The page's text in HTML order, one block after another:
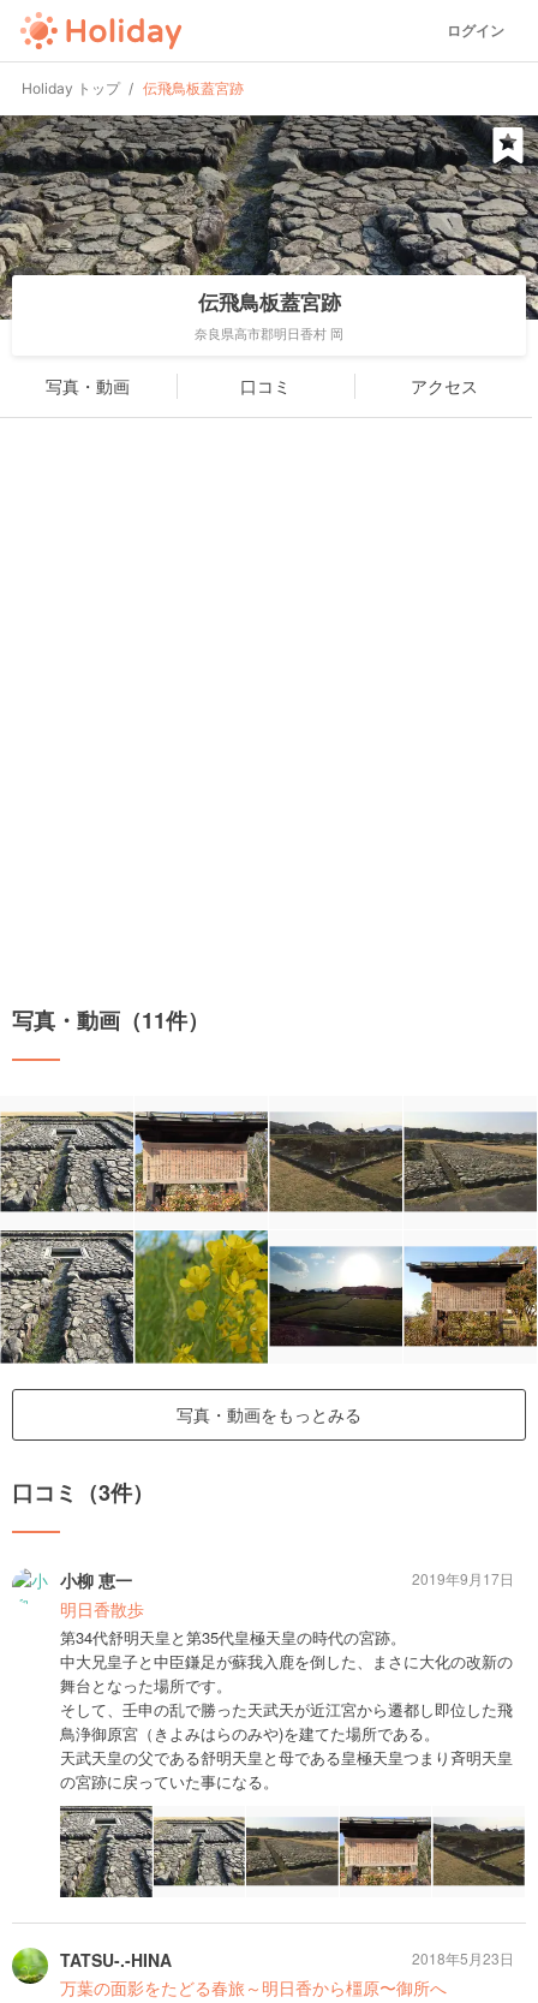
ログイン
Holiday トップ 伝飛鳥板蓋宮跡
伝飛鳥板蓋宮跡
奈良県高市郡明日香村 岡
写真・動画 口コミ アクセス
写真・動画（11件）
写真・動画をもっとみる
口コミ（3件）
小柳 恵一
明日香散歩
第34代舒明天皇と第35代皇極天皇の時代の宮跡。
中大兄皇子と中臣鎌足が蘇我入鹿を倒した、まさに大化の改新の
舞台となった場所です。
そして、壬申の乱で勝った天武天が近江宮から遷都し即位した飛
鳥浄御原宮（きよみはらのみや)を建てた場所である。
天武天皇の父である舒明天皇と母である皇極天皇つまり斉明天皇
の宮跡に戻っていた事になる。
2019年9月17日
TATSU-.-HINA
万葉の面影をたどる春旅～明日香から橿原〜御所へ
2018年5月23日